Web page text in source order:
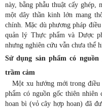
này, bằng phẫu thuật cấy
một dây thần kinh lớn mang
chính. Mặc dù phương pháp
quản lý Thực phẩm và Dược
nhưng nghiên cứu vẫn chưa thể
Sử dụng sản phẩm có
trầm cảm
Một xu hướng mới trong điều
phẩm có nguồn gốc thiên
hoan bì (vỏ cây hợp hoan) đã